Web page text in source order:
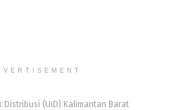
Distribusi (UID) Kalimantan Barat